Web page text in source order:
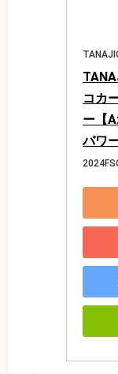
コカ
ー【
バワ